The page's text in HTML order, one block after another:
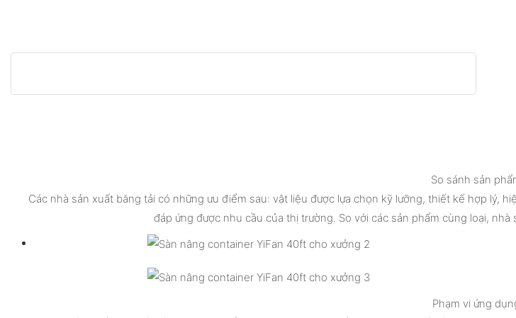
So sánh sản
Các nhà sản xuất băng tải có những ưu điểm sau: vật liệu được lựa chọn kỹ lưỡng, thiết kế hợp lý,
đáp ứng được nhu cầu của thị trường. So với các sản phẩm cùng loại,
Phạm vi ứng